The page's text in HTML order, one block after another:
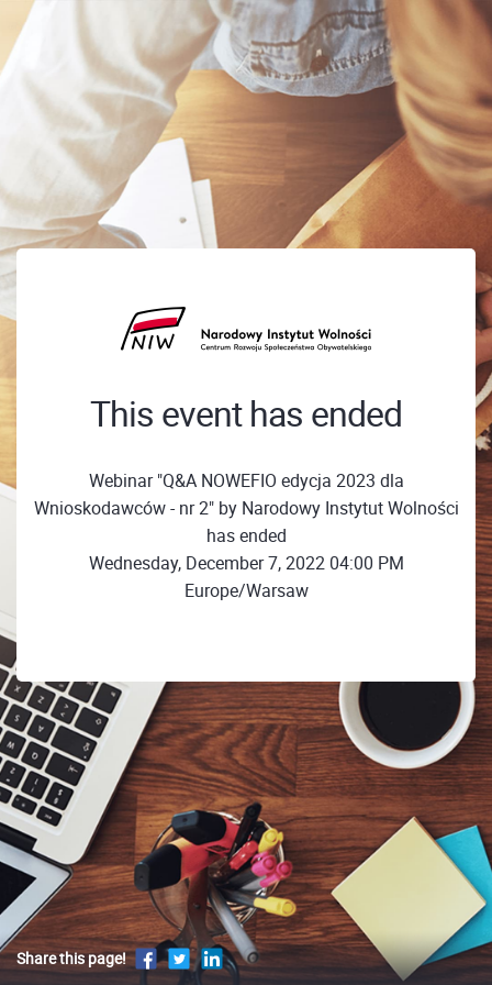
This event has ended
Webinar "Q&A NOWEFIO edycja 2023 dla
Wnioskodawców - nr 2" by Narodowy Instytut Wolności
has ended
Wednesday, December 7, 2022 04:00 PM
Europe/Warsaw
Share this page!